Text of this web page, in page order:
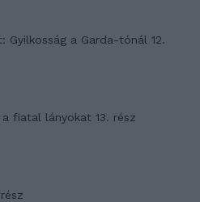
Gyilkosság a Garda-tónál 12.
fiatal lányokat 13. rész